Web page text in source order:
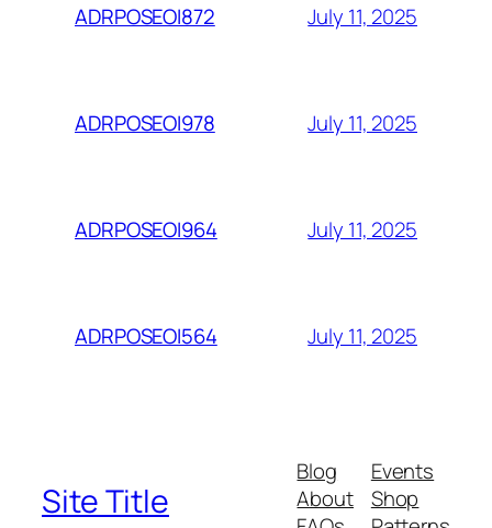
ADRPOSEOI872 July 11, 2025
ADRPOSEOI978 July 11, 2025
ADRPOSEOI964 July 11, 2025
ADRPOSEOI564 July 11, 2025
Site Title
Blog
About
Events
Shop